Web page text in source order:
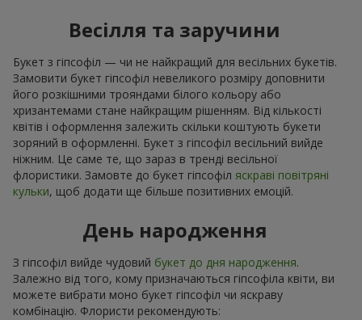
Весілля та заручини
Букет з гіпсофіл — чи не найкращий для весільних букетів.
Замовити букет гіпсофіл невеликого розміру доповнити
його розкішними трояндами білого кольору або
хризантемами стане найкращим рішенням. Від кількості
квітів і оформлення залежить скільки коштують букети
зоряний в оформленні. Букет з гіпсофіл весільний вийде
ніжним. Це саме те, що зараз в тренді весільної
флористики. Замовте до букет гіпсофіл яскраві повітряні
кульки, щоб додати ще більше позитивних емоцій.
День народження
З гіпсофіл вийде чудовий букет до дня народження.
Залежно від того, кому призначаються гіпсофіла квіти, ви
можете вибрати моно букет гіпсофіл чи яскраву
комбінацію. Флористи рекомендують: